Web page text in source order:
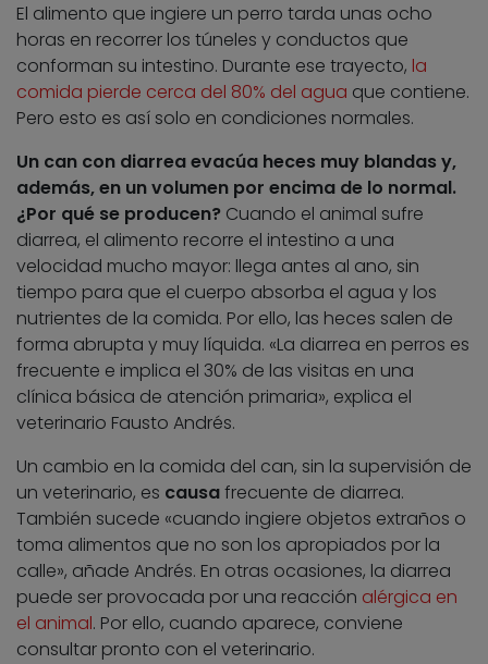
El alimento que ingiere un perro tarda unas ocho
horas en recorrer los túneles y conductos que
conforman su intestino. Durante ese trayecto, la
comida pierde cerca del 80% del agua que contiene.
Pero esto es así solo en condiciones normales.
Un can con diarrea evacúa heces muy blandas y,
además, en un volumen por encima de lo normal.
¿Por qué se producen? Cuando el animal sufre
diarrea, el alimento recorre el intestino a una
velocidad mucho mayor: llega antes al ano, sin
tiempo para que el cuerpo absorba el agua y los
nutrientes de la comida. Por ello, las heces salen de
forma abrupta y muy líquida. «La diarrea en perros es
frecuente e implica el 30% de las visitas en una
clínica básica de atención primaria», explica el
veterinario Fausto Andrés.
Un cambio en la comida del can, sin la supervisión de
un veterinario, es causafrecuente de diarrea.
También sucede «cuando ingiere objetos extraños o
toma alimentos que no son los apropiados por la
calle», añade Andrés. En otras ocasiones, la diarrea
puede ser provocada por una reacción alérgica en
el animal. Por ello, cuando aparece, conviene
consultar pronto con el veterinario.